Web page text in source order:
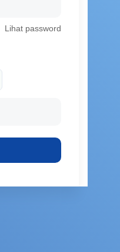
Lihat password